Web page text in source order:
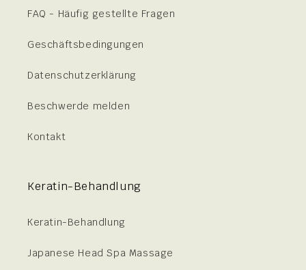
FAQ - Häufig gestellte Fragen
Geschäftsbedingungen
Datenschutzerklärung
Beschwerde melden
Kontakt
Keratin-Behandlung
Keratin-Behandlung
Japanese Head Spa Massage